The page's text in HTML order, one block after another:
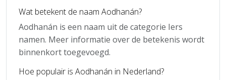
Wat betekent de naam Aodhanán?
Aodhanán is een naam uit de categorie Iers
namen. Meer informatie over de betekenis wordt
binnenkort toegevoegd.
Hoe populair is Aodhanán in Nederland?